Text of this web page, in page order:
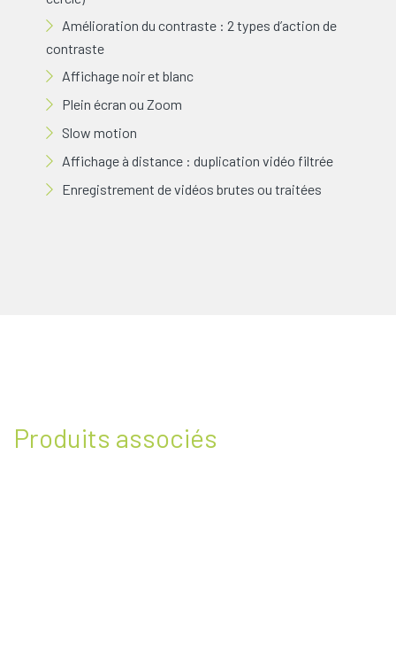
Amélioration du contraste : 2 types d’action de
contraste
Affichage noir et blanc
Plein écran ou Zoom
Slow motion
Affichage à distance : duplication vidéo filtrée
Enregistrement de vidéos brutes ou traitées
Produits associés